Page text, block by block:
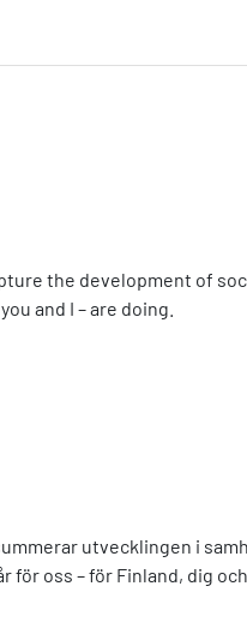
the development of
and I – are doing.
utvecklingen i
oss – för Finland, dig och